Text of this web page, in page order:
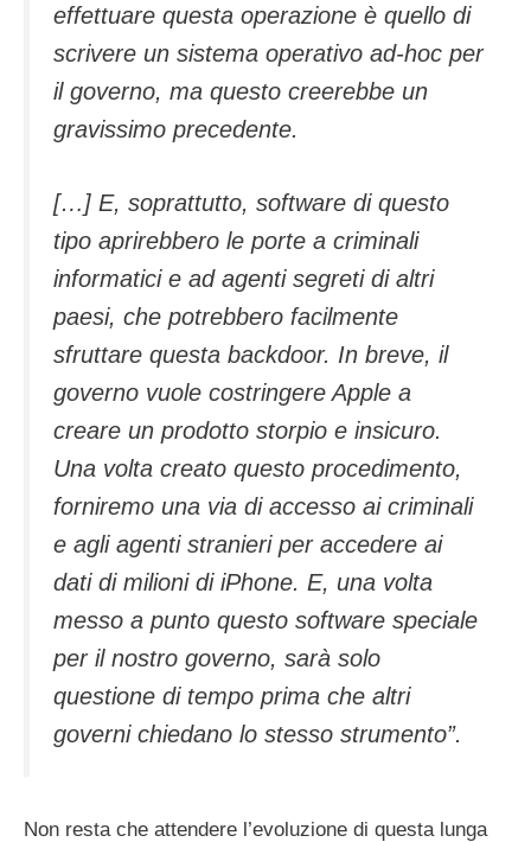
effettuare questa operazione è quello di
scrivere un sistema operativo ad-hoc per
il governo, ma questo creerebbe un
gravissimo precedente.
[…] E, soprattutto, software di questo
tipo aprirebbero le porte a criminali
informatici e ad agenti segreti di altri
paesi, che potrebbero facilmente
sfruttare questa backdoor. In breve, il
governo vuole costringere Apple a
creare un prodotto storpio e insicuro.
Una volta creato questo procedimento,
forniremo una via di accesso ai criminali
e agli agenti stranieri per accedere ai
dati di milioni di iPhone. E, una volta
messo a punto questo software speciale
per il nostro governo, sarà solo
questione di tempo prima che altri
governi chiedano lo stesso strumento”.
Non resta che attendere l’evoluzione di questa lunga